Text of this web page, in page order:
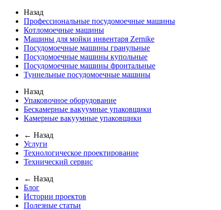
Назад
Профессиональные посудомоечные машины
Котломоечные машины
Машины для мойки инвентаря Zernike
Посудомоечные машины гранульные
Посудомоечные машины купольные
Посудомоечные машины фронтальные
Туннельные посудомоечные машины
Назад
Упаковочное оборудование
Бескамерные вакуумные упаковщики
Камерные вакуумные упаковщики
← Назад
Услуги
Технологическое проектирование
Технический сервис
← Назад
Блог
Истории проектов
Полезные статьи